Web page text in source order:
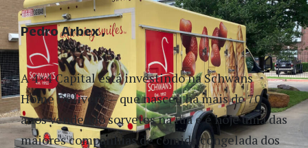
A 4×4 Capital está investindo na Schwans
Home Delivery — que nasceu há mais de 70
anos vendendo sorvetes na rua e é hoje uma das
maiores companhias de comida congelada dos
Pedro Arbex